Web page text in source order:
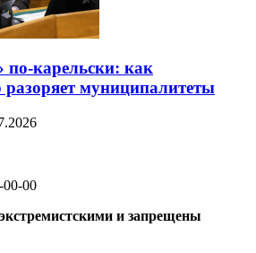
карельски: как
разоряет муниципалитеты
00-00
и запрещены